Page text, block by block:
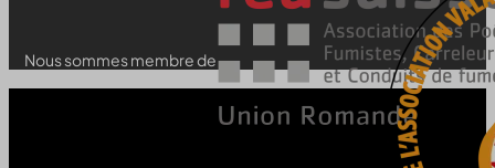
Nous sommes membre de